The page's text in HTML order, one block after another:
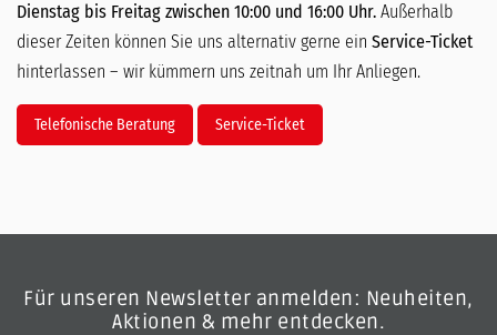
Dienstag bis Freitag zwischen 10:00 und 16:00 Uhr. Außerhalb
dieser Zeiten können Sie uns alternativ gerne ein Service-Ticket
hinterlassen – wir kümmern uns zeitnah um Ihr Anliegen.
Telefonische Beratung Service-Ticket
Für unseren Newsletter anmelden: Neuheiten,
Aktionen & mehr entdecken.